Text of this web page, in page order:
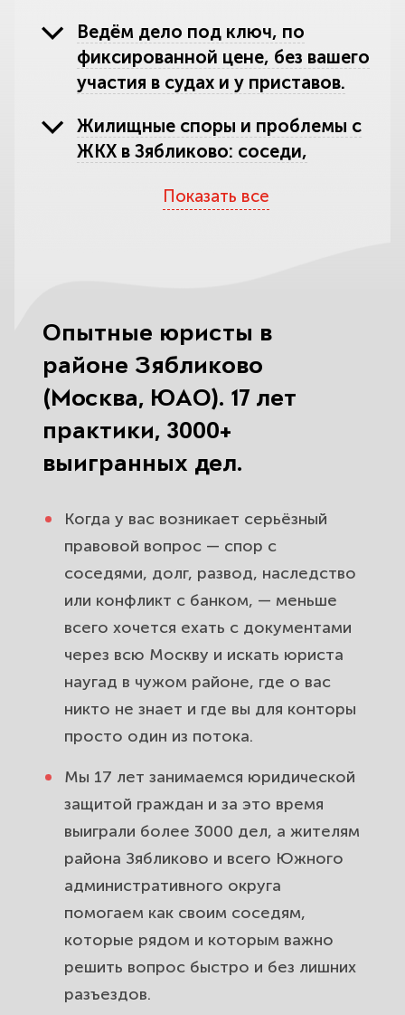
Ведём дело под ключ, по
фиксированной цене, без вашего
участия в судах и у приставов.
Жилищные споры и проблемы с
ЖКХ в Зябликово: соседи,
Зябликово: раздел имущества,
алименты, дети, брачный договор.
Помощь после ДТП в Зябликово:
выплаты по ОСАГО, споры со
страховой и виновником.
Зябликово: кредиты, коллекторы,
банкротство физлиц.
Сделки с недвижимостью и
новостройками в Зябликово:
проверка, ДДУ, споры с
застройщиком.
Трудовые споры в Зябликово:
незаконное увольнение, серая
зарплата, невыплата расчёта.
Защита прав потребителей в
Зябликово: возврат денег за
товары, услуги и некачественный
ремонт.
Зябликово: границы, межевание,
оформление и изъятие.
Показать все
Опытные юристы в
районе Зябликово
(Москва, ЮАО). 17 лет
практики, 3000+
выигранных дел.
Когда у вас возникает серьёзный
правовой вопрос — спор с
соседями, долг, развод, наследство
или конфликт с банком, — меньше
всего хочется ехать с документами
через всю Москву и искать юриста
наугад в чужом районе, где о вас
никто не знает и где вы для конторы
просто один из потока.
Мы 17 лет занимаемся юридической
защитой граждан и за это время
выиграли более 3000 дел, а жителям
района Зябликово и всего Южного
административного округа
помогаем как своим соседям,
которые рядом и которым важно
решить вопрос быстро и без лишних
разъездов.